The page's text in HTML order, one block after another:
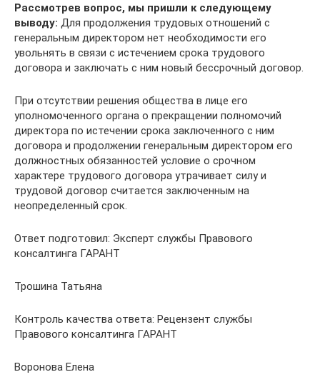
Рассмотрев вопрос, мы пришли к следующему
выводу: Для продолжения трудовых отношений с
генеральным директором нет необходимости его
увольнять в связи с истечением срока трудового
договора и заключать с ним новый бессрочный договор.
При отсутствии решения общества в лице его
уполномоченного органа о прекращении полномочий
директора по истечении срока заключенного с ним
договора и продолжении генеральным директором его
должностных обязанностей условие о срочном
характере трудового договора утрачивает силу и
трудовой договор считается заключенным на
неопределенный срок.
Ответ подготовил: Эксперт службы Правового
консалтинга ГАРАНТ
Трошина Татьяна
Контроль качества ответа: Рецензент службы
Правового консалтинга ГАРАНТ
Воронова Елена